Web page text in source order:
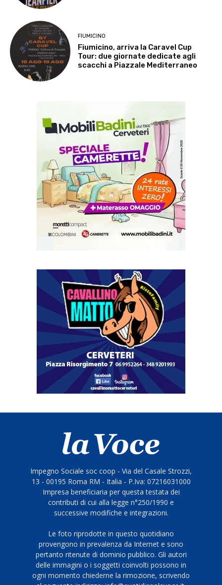
FIUMICINO
Fiumicino, arriva la Caravel Cup
Tour: due giornate dedicate agli
scacchi a Piazzale Mediterraneo
Impegno Sociale soc coop - Via del Casale Strozzi,
13 - 00195 Roma RM - Italia - P.Iva: 07216031000
Impresa beneficiaria per questa testata dei
contributi di cui alla legge n°250/1990 e
successive modifiche e integrazioni.
Le foto riprodotte in questo quotidiano
provengono in prevalenza da Internet e sono
pertanto ritenute di dominio pubblico. Gli autori
delle immagini o i soggetti coinvolti possono in
ogni momento chiederne la rimozione, scrivendo